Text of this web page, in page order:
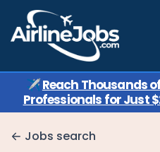
✈️Reach Thousands
Professionals for Just
Jobs search